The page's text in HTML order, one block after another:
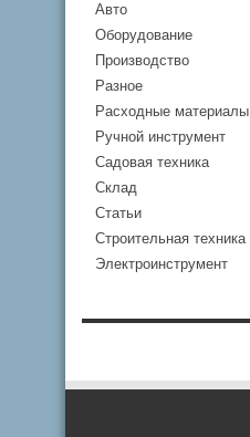
Авто
Оборудование
Производство
Разное
Расходные материалы
Ручной инструмент
Садовая техника
Склад
Статьи
Строительная техника
Электроинструмент